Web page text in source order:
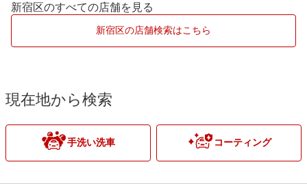
EXキーパー
世田谷区
中野区
八王子市
東大和市
新宿区のすべての店舗を見る
新宿区の店舗検索はこちら
現在地から検索
手洗い洗車 コーティング